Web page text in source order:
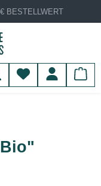
BESTELLWERT
Du hast 0